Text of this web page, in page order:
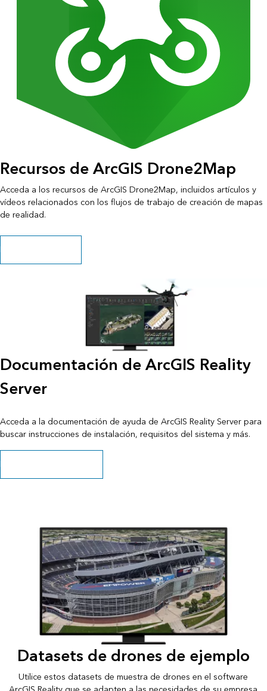
Recursos de ArcGIS Drone2Map
Acceda a los recursos de ArcGIS Drone2Map, incluidos artículos y
vídeos relacionados con los flujos de trabajo de creación de mapas
de realidad.
Explorar los recursos
Documentación de ArcGIS Reality
Server
Acceda a la documentación de ayuda de ArcGIS Reality Server para
buscar instrucciones de instalación, requisitos del sistema y más.
Explorar la documentación
Datasets de drones de ejemplo
Utilice estos datasets de muestra de drones en el software